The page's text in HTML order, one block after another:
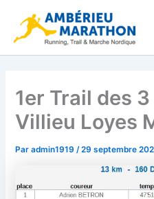
contenu
1er Trail des
Villieu Loyes
Paradmin1919/29 septembre